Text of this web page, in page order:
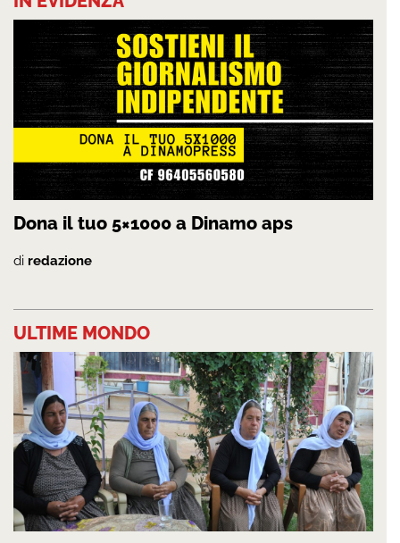
Dona il tuo 5×1000 a Dinamo aps
di redazione
ULTIME MONDO